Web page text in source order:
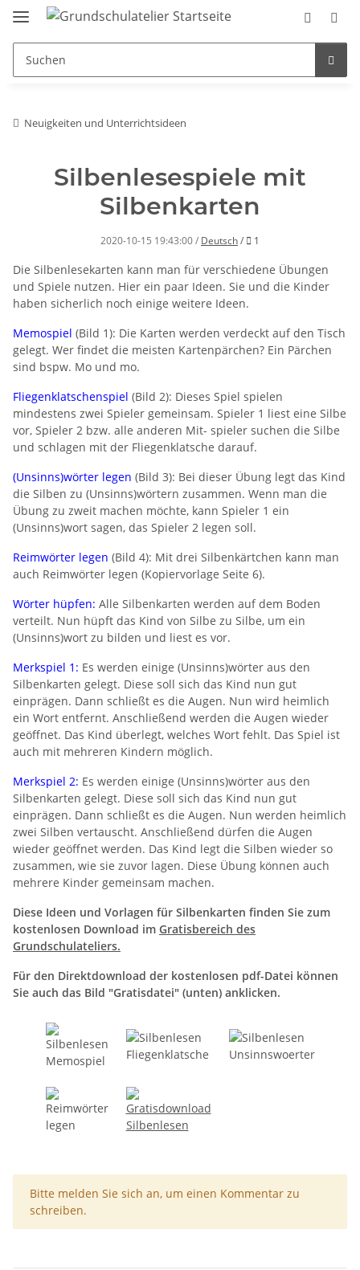
Neuigkeiten und Unterrichtsideen
Silbenlesespiele mit
Silbenkarten
2020-10-15 19:43:00/ Deutsch/ Kommentar
1
Die Silbenlesekarten kann man für verschiedene Übungen
und Spiele nutzen. Hier ein paar Ideen. Sie und die Kinder
haben sicherlich noch einige weitere Ideen.
Memospiel (Bild 1): Die Karten werden verdeckt auf den Tisch
gelegt. Wer findet die meisten Kartenpärchen? Ein Pärchen
sind bspw. Mo und mo.
Fliegenklatschenspiel (Bild 2): Dieses Spiel spielen
mindestens zwei Spieler gemeinsam. Spieler 1 liest eine Silbe
vor, Spieler 2 bzw. alle anderen Mit- spieler suchen die Silbe
und schlagen mit der Fliegenklatsche darauf.
(Unsinns)wörter legen (Bild 3): Bei dieser Übung legt das Kind
die Silben zu (Unsinns)wörtern zusammen. Wenn man die
Übung zu zweit machen möchte, kann Spieler 1 ein
(Unsinns)wort sagen, das Spieler 2 legen soll.
Reimwörter legen (Bild 4): Mit drei Silbenkärtchen kann man
auch Reimwörter legen (Kopiervorlage Seite 6).
Wörter hüpfen: Alle Silbenkarten werden auf dem Boden
verteilt. Nun hüpft das Kind von Silbe zu Silbe, um ein
(Unsinns)wort zu bilden und liest es vor.
Merkspiel 1: Es werden einige (Unsinns)wörter aus den
Silbenkarten gelegt. Diese soll sich das Kind nun gut
einprägen. Dann schließt es die Augen. Nun wird heimlich
ein Wort entfernt. Anschließend werden die Augen wieder
geöffnet. Das Kind überlegt, welches Wort fehlt. Das Spiel ist
auch mit mehreren Kindern möglich.
Merkspiel 2: Es werden einige (Unsinns)wörter aus den
Silbenkarten gelegt. Diese soll sich das Kind nun gut
einprägen. Dann schließt es die Augen. Nun werden heimlich
zwei Silben vertauscht. Anschließend dürfen die Augen
wieder geöffnet werden. Das Kind legt die Silben wieder so
zusammen, wie sie zuvor lagen. Diese Übung können auch
mehrere Kinder gemeinsam machen.
Diese Ideen und Vorlagen für Silbenkarten finden Sie zum
kostenlosen Download im Gratisbereich des
Grundschulateliers.
Für den Direktdownload der kostenlosen pdf-Datei können
Sie auch das Bild "Gratisdatei" (unten) anklicken.
x
Bitte melden Sie sich an, um einen Kommentar zu
schreiben.